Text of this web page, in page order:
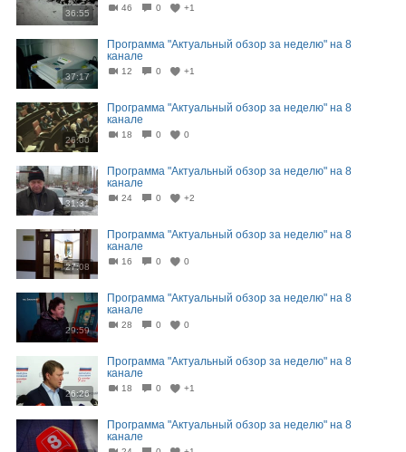
36:55
46 0 +1
37:17
Программа "Актуальный обзор за неделю" на 8
канале
12 0 +1
26:00
Программа "Актуальный обзор за неделю" на 8
канале
18 0 0
31:31
Программа "Актуальный обзор за неделю" на 8
канале
24 0 +2
27:08
Программа "Актуальный обзор за неделю" на 8
канале
16 0 0
29:59
Программа "Актуальный обзор за неделю" на 8
канале
28 0 0
26:26
Программа "Актуальный обзор за неделю" на 8
канале
18 0 +1
Программа "Актуальный обзор за неделю" на 8
канале